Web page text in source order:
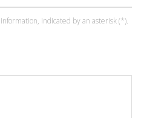
indicated by an asterisk (*).